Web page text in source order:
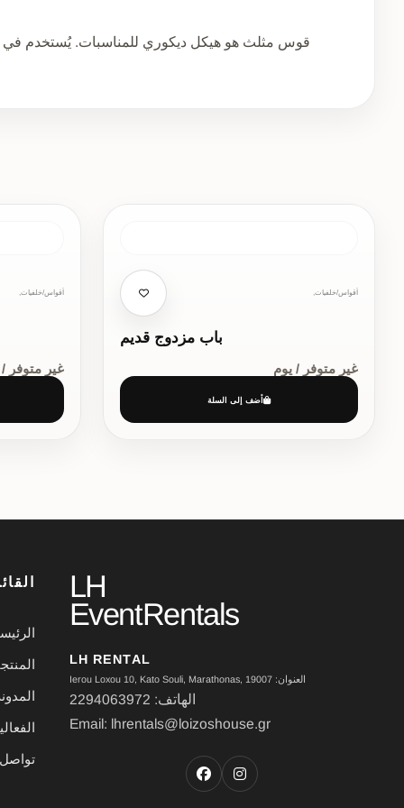
أقواس/خلفيات,
باب مزدوج قديم
غير متوفر / يوم
أضف إلى السلة
أقواس/خلفيات,
غير متوفر /
LH
EventRentals
LH RENTAL
العنوان: Ierou Loxou 10, Kato Souli, Marathonas, 19007
الهاتف: 2294063972
Email: lhrentals@loizoshouse.gr